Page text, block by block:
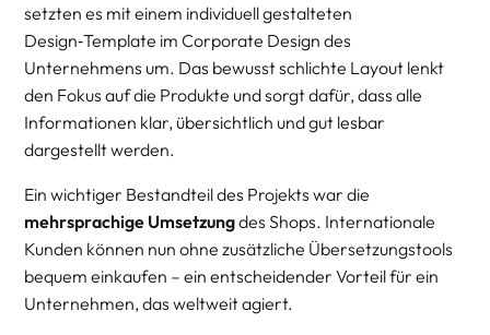
setzten es mit einem individuell gestalteten
Design‑Template im Corporate Design des
Unternehmens um. Das bewusst schlichte Layout lenkt
den Fokus auf die Produkte und sorgt dafür, dass alle
Informationen klar, übersichtlich und gut lesbar
dargestellt werden.
Ein wichtiger Bestandteil des Projekts war die
mehrsprachige Umsetzungdes Shops. Internationale
Kunden können nun ohne zusätzliche Übersetzungstools
bequem einkaufen – ein entscheidender Vorteil für ein
Unternehmen, das weltweit agiert.